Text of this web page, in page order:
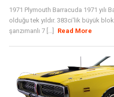
1971 Plymouth Barracuda 1971 yılı
olduğu tek yıldır. 383ci'lik büyük
şanzımanlı 7 [...]
Read More